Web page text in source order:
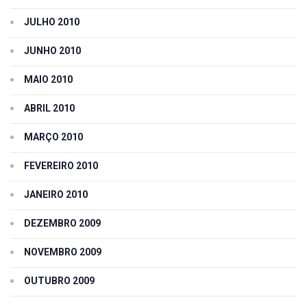
JULHO 2010
JUNHO 2010
MAIO 2010
ABRIL 2010
MARÇO 2010
FEVEREIRO 2010
JANEIRO 2010
DEZEMBRO 2009
NOVEMBRO 2009
OUTUBRO 2009